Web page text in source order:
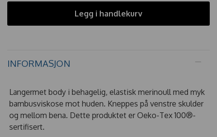
Legg i handlekurv
INFORMASJON
Langermet body i behagelig, elastisk merinoull med myk
bambusviskose mot huden. Kneppes på venstre skulder
og mellom bena. Dette produktet er Oeko-Tex 100®-
sertifisert.